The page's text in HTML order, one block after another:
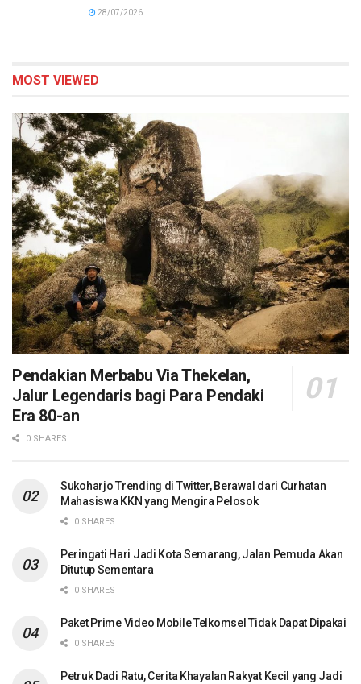
28/07/2026
MOST VIEWED
Pendakian Merbabu Via Thekelan,
Jalur Legendaris bagi Para Pendaki
Era 80-an
0 SHARES
Sukoharjo Trending di Twitter, Berawal dari Curhatan
Mahasiswa KKN yang Mengira Pelosok
0 SHARES
Peringati Hari Jadi Kota Semarang, Jalan Pemuda Akan
Ditutup Sementara
0 SHARES
Paket Prime Video Mobile Telkomsel Tidak Dapat Dipakai
0 SHARES
Petruk Dadi Ratu, Cerita Khayalan Rakyat Kecil yang Jadi